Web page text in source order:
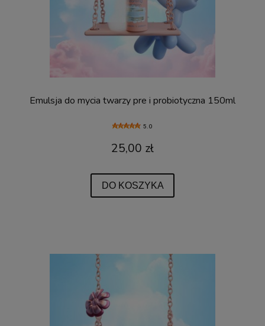
Emulsja do mycia twarzy pre i probiotyczna 150ml
5.0
25,00 zł
DO KOSZYKA